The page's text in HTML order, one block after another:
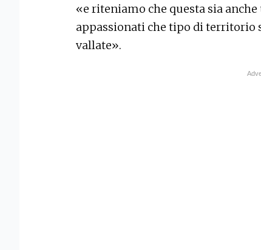
«e riteniamo che questa sia
appassionati che tipo di territorio
vallate».